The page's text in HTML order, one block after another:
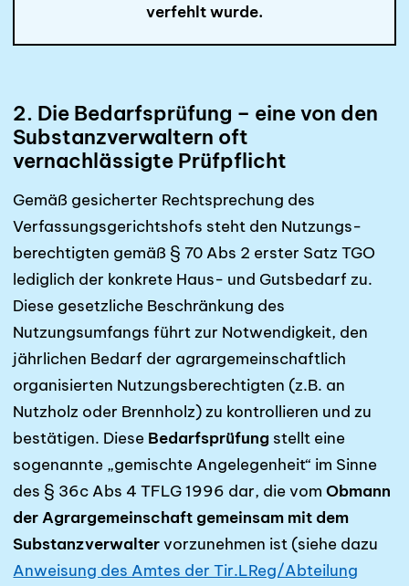
verfehlt wurde.
2. Die Bedarfsprüfung – eine von den
Substanzverwaltern oft
vernachlässigte Prüfpflicht
Gemäß gesicherter Rechtsprechung des
Verfassungs­gerichtshofs steht den Nutzungs­
berechtigten gemäß § 70 Abs 2 erster Satz TGO
lediglich der konkrete Haus- und Gutsbedarf zu.
Diese gesetzliche Beschränkung des
Nutzungsumfangs führt zur Notwendigkeit, den
jährlichen Bedarf der agrargemein­schaftlich
organisierten Nutzungsberechtigten (z.B. an
Nutzholz oder Brennholz) zu kontrollieren und zu
bestätigen. Diese Bedarfsprüfung stellt eine
sogenannte „gemischte Angelegenheit“ im Sinne
des § 36c Abs 4 TFLG 1996 dar, die vom Obmann
der Agrar­gemeinschaft gemeinsam mit dem
Substanzverwaltervorzu­neh­men ist (siehe dazu
Anweisung des Amtes der Tir.LReg/Abteilung